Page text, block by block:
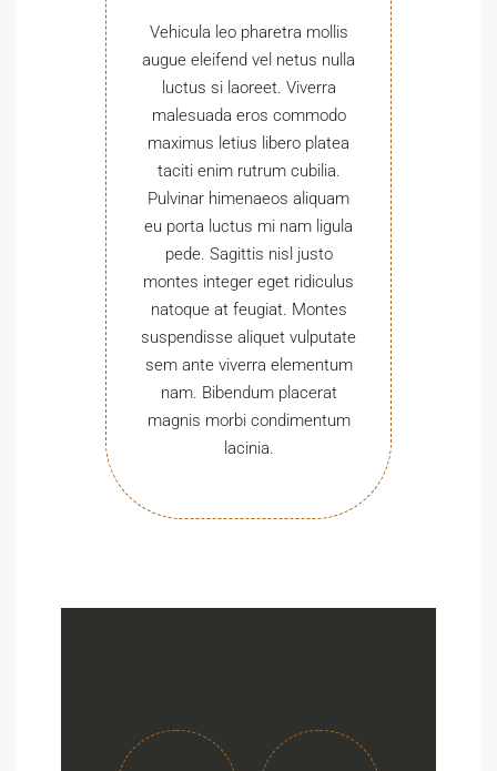
Vehicula leo pharetra mollis
augue eleifend vel netus nulla
luctus si laoreet. Viverra
malesuada eros commodo
maximus letius libero platea
taciti enim rutrum cubilia.
Pulvinar himenaeos aliquam
eu porta luctus mi nam ligula
pede. Sagittis nisl justo
montes integer eget ridiculus
natoque at feugiat. Montes
suspendisse aliquet vulputate
sem ante viverra elementum
nam. Bibendum placerat
magnis morbi condimentum
lacinia.